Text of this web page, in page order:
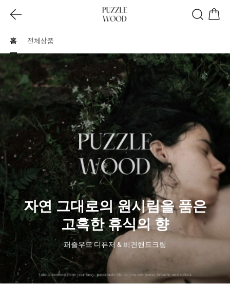
홈 전체상품
자연 그대로의 원시림을 품은
고혹한 휴식의 향
퍼즐우드 디퓨저 & 비건핸드크림